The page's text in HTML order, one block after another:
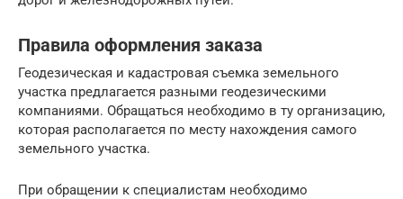
Правила оформления заказа
Геодезическая и кадастровая съемка земельного
участка предлагается разными геодезическими
компаниями. Обращаться необходимо в ту организацию,
которая располагается по месту нахождения самого
земельного участка.
При обращении к специалистам необходимо